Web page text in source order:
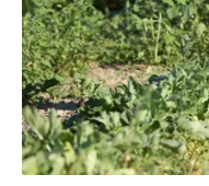
格的10～45%，利潤被
生機。同時，金管會
財務報導準則（IFRS
般規定）及S2（氣候相
「範疇三（供應鏈）」